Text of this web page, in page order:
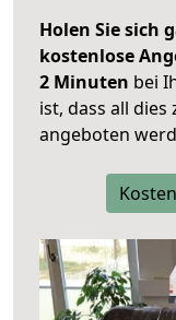
Holen Sie sich
kostenlose
2 Minuten bei
ist, dass all
angeboten